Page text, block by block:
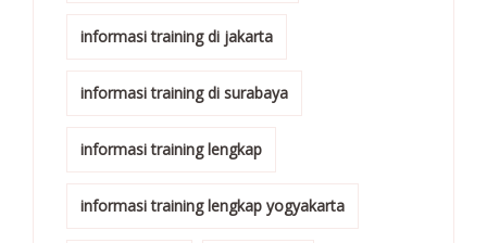
informasi training di jakarta
informasi training di surabaya
informasi training lengkap
informasi training lengkap yogyakarta